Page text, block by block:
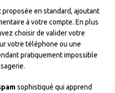
proposée en standard, ajoutant
à votre compte. En plus
choisir de valider votre
votre téléphone ou une
pratiquement impossible
sophistiqué qui apprend